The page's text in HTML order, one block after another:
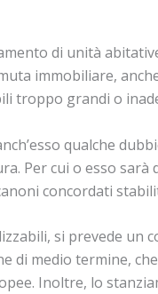
di unità
immobiliare,
troppo grandi o
qualche
Per cui o esso
concordati
si prevede
di medio termine,
Inoltre, lo